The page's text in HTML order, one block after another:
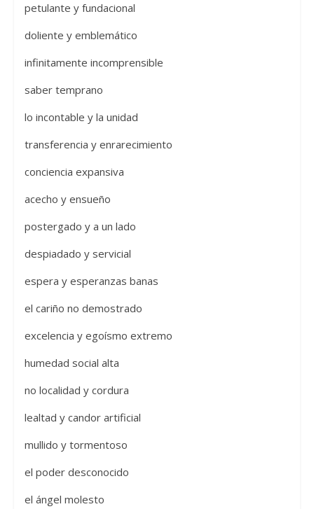
petulante y fundacional
doliente y emblemático
infinitamente incomprensible
saber temprano
lo incontable y la unidad
transferencia y enrarecimiento
conciencia expansiva
acecho y ensueño
postergado y a un lado
despiadado y servicial
espera y esperanzas banas
el cariño no demostrado
excelencia y egoísmo extremo
humedad social alta
no localidad y cordura
lealtad y candor artificial
mullido y tormentoso
el poder desconocido
el ángel molesto